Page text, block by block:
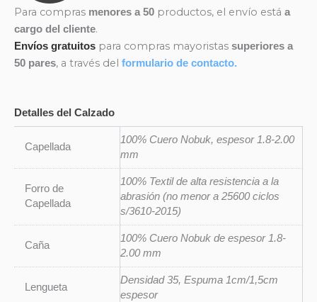
Para compras menores a 50 productos, el envío está a
cargo del cliente.
Envíos gratuitos para compras mayoristas superiores a
50 pares, a través del formulario de contacto.
Detalles del Calzado
Capellada
100% Cuero Nobuk, espesor 1.8-2.00
mm
Forro de
Capellada
100% Textil de alta resistencia a la
abrasión (no menor a 25600 ciclos
s/3610-2015)
Caña
100% Cuero Nobuk de espesor 1.8-
2.00 mm
Lengueta
Densidad 35, Espuma 1cm/1,5cm
espesor